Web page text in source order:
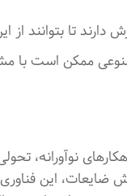
دارند تا بتوانند
ممکن است با
نوآورانه،
ضایعات، این